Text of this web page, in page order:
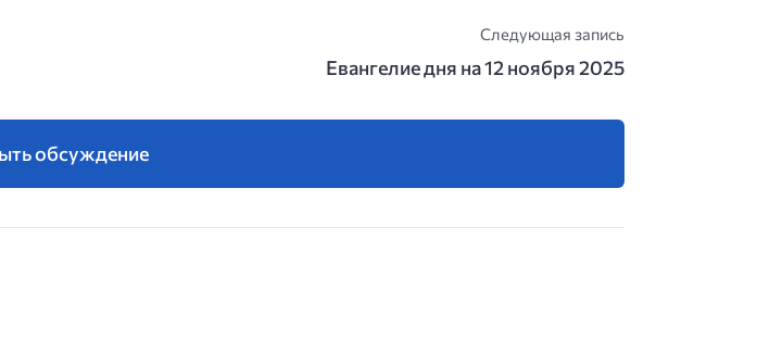
Следующая запись
Евангелие дня на 12 ноября 2025
обсуждение